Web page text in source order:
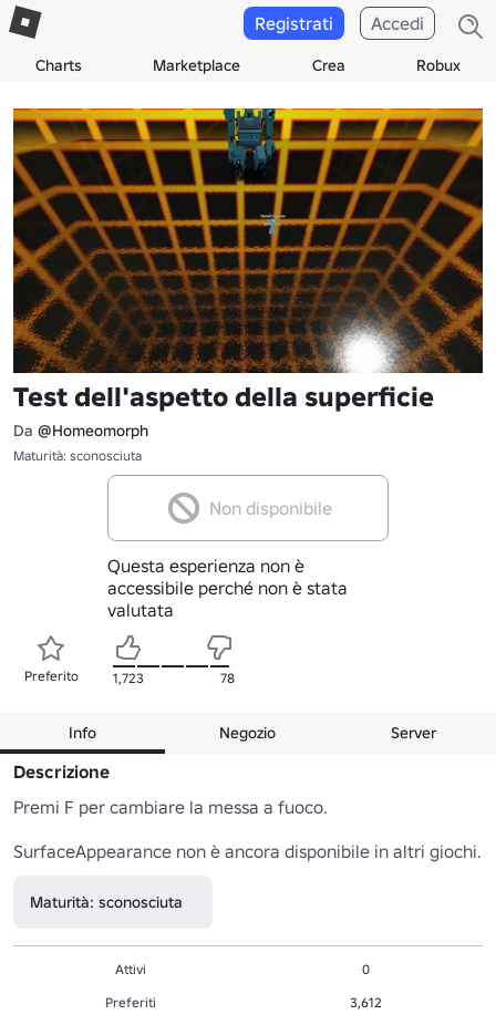
Charts Marketplace Crea Robux
Registrati Accedi
Test dell'aspetto della superficie
Da @Homeomorph
Maturità: sconosciuta
Non disponibile
Questa esperienza non è
accessibile perché non è stata
valutata
Preferito 1,723 78
Info Negozio Server
Descrizione
Premi F per cambiare la messa a fuoco.
SurfaceAppearance non è ancora disponibile in altri giochi.
Maturità: sconosciuta
Attivi
0
Preferiti
3,612